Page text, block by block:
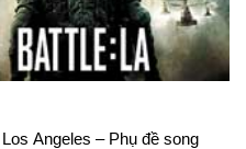
Angeles – Phụ đề song